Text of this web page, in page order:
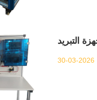
30-03-2026